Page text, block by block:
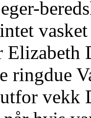
Elizabeth
ringdue
vekk